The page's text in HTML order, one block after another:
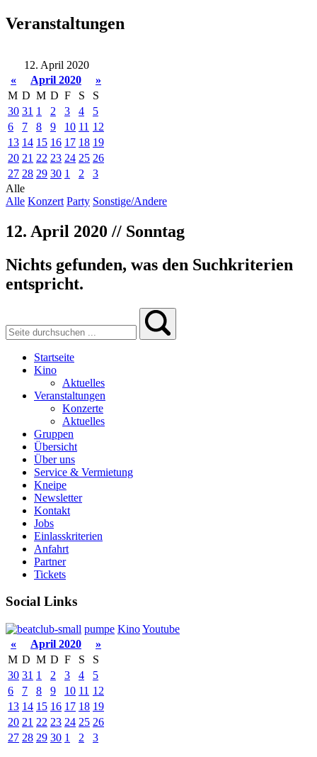
Veranstaltungen
12. April 2020
«
April 2020
»
M D M D F S
S
30 31 1 2 3 4
5
6
7 8 9 10 11 12
13 14 15 16 17 18 19
20 21 22 23 24 25 26
27 28 29 30 1 2
3
Alle
Alle Konzert Party Sonstige/Andere
12. April 2020 // Sonntag
Nichts gefunden, was den Suchkriterien
entspricht.
Startseite
Kino
Aktuelles
Veranstaltungen
Konzerte
Aktuelles
Gruppen
Übersicht
Über uns
Service & Vermietung
Kneipe
Newsletter
Kontakt
Jobs
Einlasskriterien
Anfahrt
Partner
Tickets
Social Links
pumpe KinoYoutube
«
April 2020
»
M D M D F S
S
30 31 1 2 3 4
5
6
7 8 9 10 11 12
13 14 15 16 17 18 19
20 21 22 23 24 25 26
27 28 29 30 1 2 3